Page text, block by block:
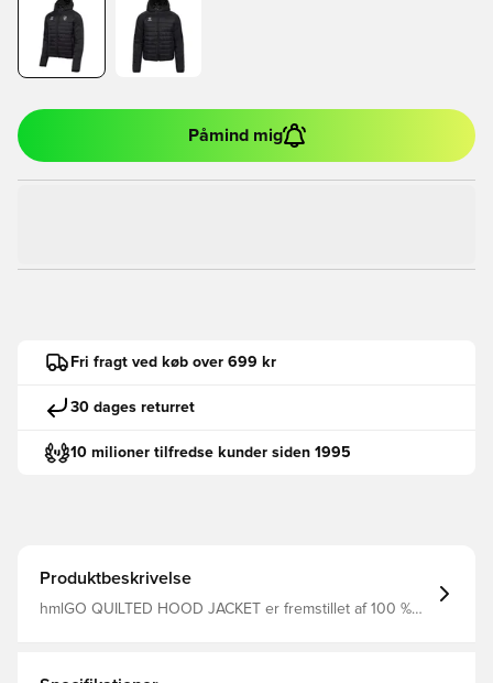
Påmind mig
Fri fragt ved køb over 699 kr
30 dages returret
10 milioner tilfredse kunder siden 1995
Produktbeskrivelse
hmlGO QUILTED HOOD JACKET er fremstillet af 100 %
inderlommer. Komplet med logo på brystet.